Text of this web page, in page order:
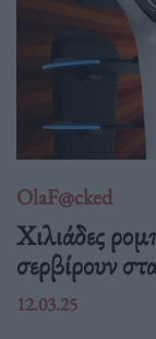
OlaF@cked
Χιλιάδες
σερβίρουν
12.03.25